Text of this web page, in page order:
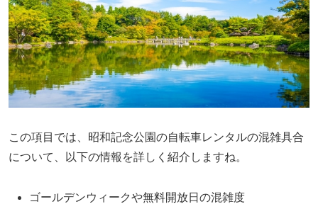
この項目では、昭和記念公園の自転車レンタルの混雑具合
について、以下の情報を詳しく紹介しますね。
ゴールデンウィークや無料開放日の混雑度